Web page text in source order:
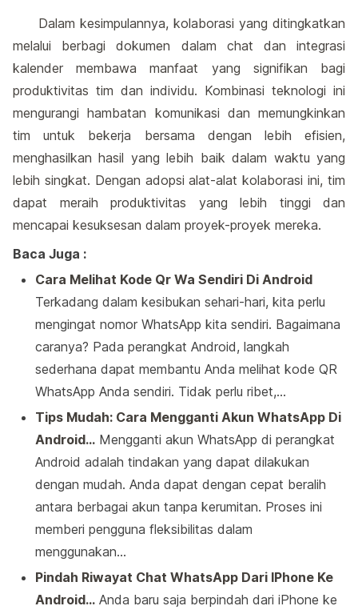
Dalam kesimpulannya, kolaborasi yang ditingkatkan
melalui berbagi dokumen dalam chat dan integrasi
kalender membawa manfaat yang signifikan bagi
produktivitas tim dan individu. Kombinasi teknologi ini
mengurangi hambatan komunikasi dan memungkinkan
tim untuk bekerja bersama dengan lebih efisien,
menghasilkan hasil yang lebih baik dalam waktu yang
lebih singkat. Dengan adopsi alat-alat kolaborasi ini, tim
dapat meraih produktivitas yang lebih tinggi dan
mencapai kesuksesan dalam proyek-proyek mereka.
Baca Juga :
Cara Melihat Kode Qr Wa Sendiri Di Android
Terkadang dalam kesibukan sehari-hari, kita perlu
mengingat nomor WhatsApp kita sendiri. Bagaimana
caranya? Pada perangkat Android, langkah
sederhana dapat membantu Anda melihat kode QR
WhatsApp Anda sendiri. Tidak perlu ribet,…
Tips Mudah: Cara Mengganti Akun WhatsApp Di
Android… Mengganti akun WhatsApp di perangkat
Android adalah tindakan yang dapat dilakukan
dengan mudah. Anda dapat dengan cepat beralih
antara berbagai akun tanpa kerumitan. Proses ini
memberi pengguna fleksibilitas dalam
menggunakan…
Pindah Riwayat Chat WhatsApp Dari IPhone Ke
Android… Anda baru saja berpindah dari iPhone ke